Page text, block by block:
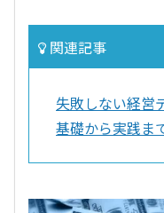
関連記事
失敗しない経営
基礎から実践ま